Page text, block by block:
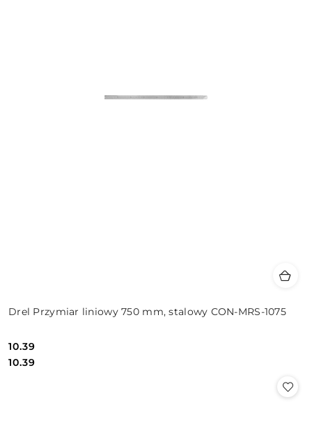
Drel Przymiar liniowy 750 mm, stalowy CON-MRS-1075
Cena:
10.39
Cena:
10.39